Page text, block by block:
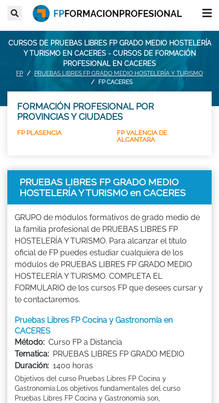
CURSOS DE PRUEBAS LIBRES FP GRADO MEDIO HOSTELERÍA
Y TURISMO EN CACERES - CURSOS DE FORMACIÓN
PROFESIONAL EN CACERES
FP
PRUEBAS LIBRES FP GRADO MEDIO HOSTELERÍA Y TURISMO
FP CACERES
FORMACIÓN PROFESIONAL POR
PROVINCIAS Y CIUDADES
FP PLASENCIA
FP VALENCIA DE
ALCANTARA
PRUEBAS LIBRES FP GRADO MEDIO
HOSTELERÍA Y TURISMO en CACERES
GRUPO de módulos formativos de grado medio de
la familia profesional de PRUEBAS LIBRES FP
HOSTELERÍA Y TURISMO. Para alcanzar el título
oficial de FP puedes estudiar cualquiera de los
módulos de PRUEBAS LIBRES FP GRADO MEDIO
HOSTELERÍA Y TURISMO. COMPLETA EL
FORMULARIO de los cursos FP que desees cursar y
te contactaremos.
Pruebas Libres FP Cocina y Gastronomía en
CACERES
Método: Curso FP a Distancia
Tematica: PRUEBAS LIBRES FP GRADO MEDIO
Duración: 1400 horas
Objetivos del curso Pruebas Libres FP Cocina y
Gastronomía:Los objetivos fundamentales del curso
Pruebas Libres FP Cocina y Gastronomía son,